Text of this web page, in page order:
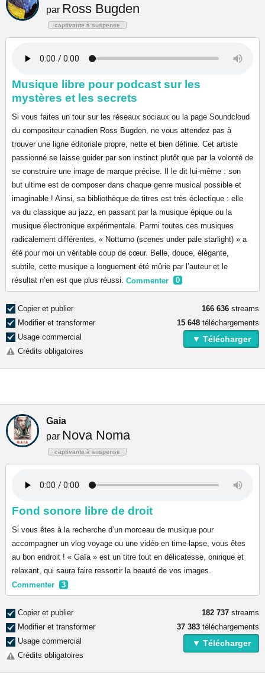
par Ross Bugden
captivante à suspense
Musique libre pour podcast sur les
mystères et les secrets
Si vous faites un tour sur les réseaux sociaux ou la page Soundcloud
du compositeur canadien Ross Bugden, ne vous attendez pas à
trouver une ligne éditoriale propre, nette et bien définie. Cet artiste
passionné se laisse guider par son instinct plutôt que par la volonté de
se construire une image de marque précise. Il le dit lui-même : son
but ultime est de composer dans chaque genre musical possible et
imaginable ! Ainsi, sa bibliothèque de titres est très éclectique : elle
va du classique au jazz, en passant par la musique épique ou la
musique électronique expérimentale. Parmi toutes ces musiques
radicalement différentes, « Notturno (scenes under pale starlight) » a
été pour moi un véritable coup de cœur. Belle, douce, élégante,
subtile, cette musique a longuement été mûrie par l’auteur et le
résultat n’en est que plus réussi. Commenter 0
Copier et publier
Modifier et transformer
Usage commercial
Crédits obligatoires
166 636 streams
15 648 téléchargements
▼ Télécharger
Gaia
par Nova Noma
captivante à suspense
Fond sonore libre de droit
Si vous êtes à la recherche d’un morceau de musique pour
accompagner un vlog voyage ou une vidéo en time-lapse, vous êtes
au bon endroit ! « Gaïa » est un titre tout en délicatesse, onirique et
relaxant, qui saura faire ressortir la beauté de vos images.
Commenter 3
Copier et publier
Modifier et transformer
Usage commercial
Crédits obligatoires
182 737 streams
37 383 téléchargements
▼ Télécharger